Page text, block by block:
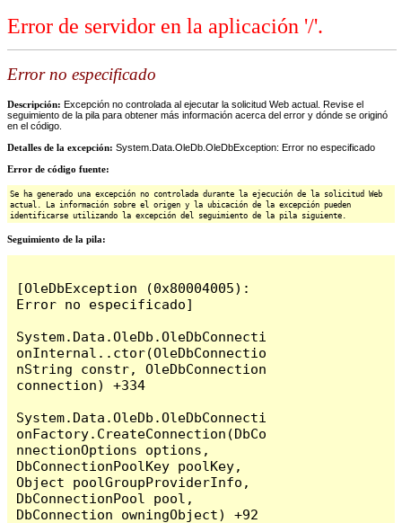
Error de servidor en la aplicación '/'.
Error no especificado
Descripción: Excepción no controlada al ejecutar la solicitud Web actual. Revise el
seguimiento de la pila para obtener más información acerca del error y dónde se originó
en el código.
Detalles de la excepción: System.Data.OleDb.OleDbException: Error no especificado
Error de código fuente:
Se ha generado una excepción no controlada durante la ejecución de la solicitud Web
actual. La información sobre el origen y la ubicación de la excepción pueden
identificarse utilizando la excepción del seguimiento de la pila siguiente.
Seguimiento de la pila:
[OleDbException (0x80004005):
Error no especificado]
System.Data.OleDb.OleDbConnecti
onInternal..ctor(OleDbConnectio
nString constr, OleDbConnection
connection) +334
System.Data.OleDb.OleDbConnecti
onFactory.CreateConnection(DbCo
nnectionOptions options,
DbConnectionPoolKey poolKey,
Object poolGroupProviderInfo,
DbConnectionPool pool,
DbConnection owningObject) +92